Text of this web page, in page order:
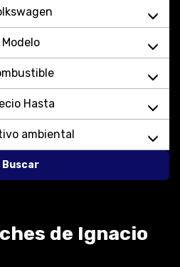
Modelo
Hasta
ambiental
Buscar
de Ignacio